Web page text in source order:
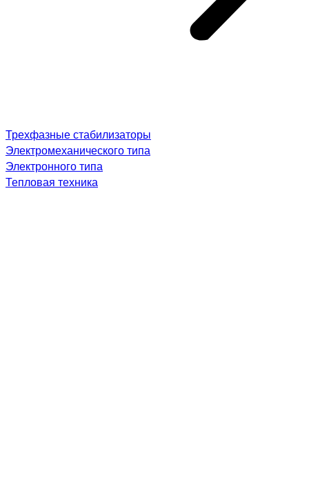
Трехфазные стабилизаторы
Электромеханического типа
Электронного типа
Тепловая техника